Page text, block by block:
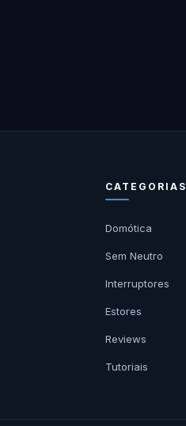
CATEGORIAS
Domótica
Sem Neutro
Interruptores
Estores
Reviews
Tutoriais